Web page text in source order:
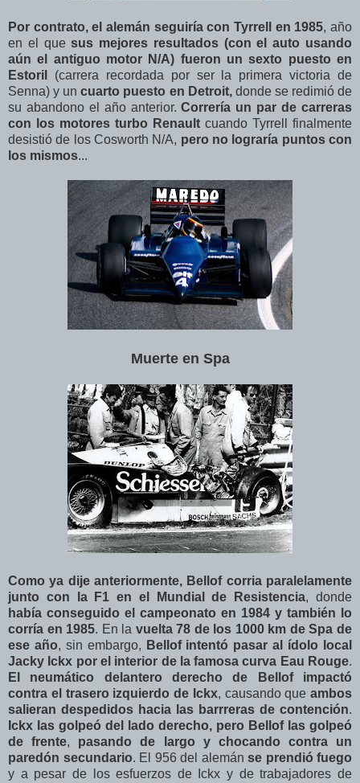
Por contrato, el alemán seguiría con Tyrrell en 1985, año
en el quesus mejores resultados (con el auto usando
aún el antiguo motor N/A) fueron un sexto puesto en
Estoril
(carrera recordada por ser la primera victoria de
Senna) y uncuarto puesto en Detroit,donde se redimió de
su abandono el año anterior.Correría un par de carreras
con los motores turbo Renault cuando Tyrrell finalmente
desistió de los Cosworth N/A, pero no lograría puntos con
los mismos...
Muerte en Spa
Como ya dije anteriormente, Bellof corria paralelamente
junto con la F1 en el Mundial de Resistencia, donde
había conseguido el campeonato en 1984 y también lo
corría en 1985. En la vuelta 78 de los 1000 km de Spa de
ese año, sin embargo, Bellof intentó pasar al ídolo local
Jacky Ickx por el interior de la famosa curva Eau Rouge.
El neumático delantero derecho de Bellof impactó
contra el trasero izquierdo de Ickx, causando que ambos
salieran despedidos hacia las barrreras de contención.
Ickx las golpeó del lado derecho, pero Bellof las golpeó
de frente, pasando de largo y chocando contra un
paredón secundario. El 956 del alemán se prendió fuego
y a pesar de los esfuerzos de Ickx y de trabajadores de